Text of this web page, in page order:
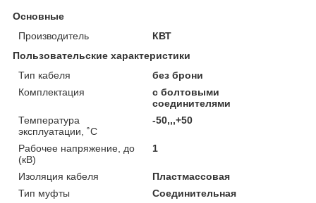
Основные
Производитель
КВТ
Пользовательские характеристики
Тип кабеля
без брони
Комплектация
с болтовыми
соединителями
Температура
эксплуатации, ˚С
-50,,,+50
Рабочее напряжение, до
(кВ)
1
Изоляция кабеля
Пластмассовая
Тип муфты
Соединительная